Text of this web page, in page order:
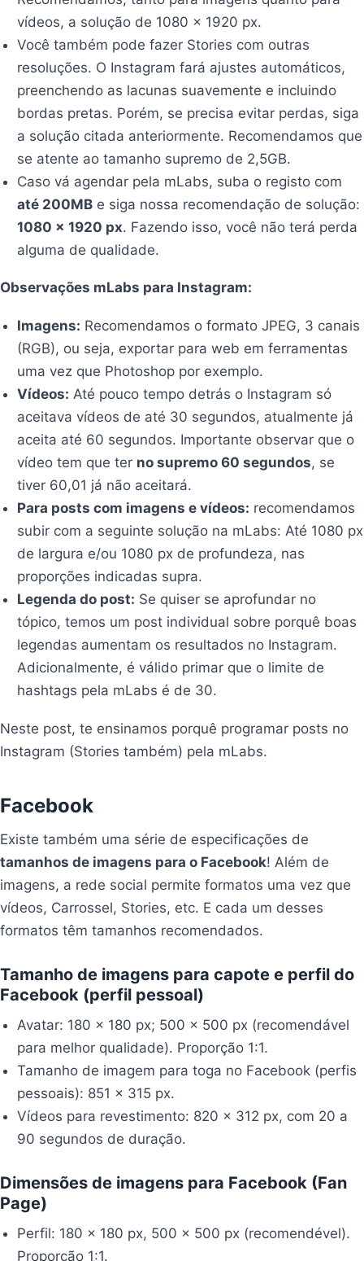
vídeos, a solução de 1080 x 1920 px.
Você também pode fazer Stories com outras
resoluções. O Instagram fará ajustes automáticos,
preenchendo as lacunas suavemente e incluindo
bordas pretas. Porém, se precisa evitar perdas, siga
a solução citada anteriormente. Recomendamos que
se atente ao tamanho supremo de 2,5GB.
Caso vá agendar pela mLabs, suba o registo com
até 200MB e siga nossa recomendação de solução:
1080 x 1920 px. Fazendo isso, você não terá perda
alguma de qualidade.
Observações mLabs para Instagram:
Imagens: Recomendamos o formato JPEG, 3 canais
(RGB), ou seja, exportar para web em ferramentas
uma vez que Photoshop por exemplo.
Vídeos: Até pouco tempo detrás o Instagram só
aceitava vídeos de até 30 segundos, atualmente já
aceita até 60 segundos. Importante observar que o
vídeo tem que ter no supremo 60 segundos, se
tiver 60,01 já não aceitará.
Para posts com imagens e vídeos: recomendamos
subir com a seguinte solução na mLabs: Até 1080 px
de largura e/ou 1080 px de profundeza, nas
proporções indicadas supra.
Legenda do post: Se quiser se aprofundar no
tópico, temos um post individual sobre porquê boas
legendas aumentam os resultados no Instagram.
Adicionalmente, é válido primar que o limite de
hashtags pela mLabs é de 30.
Neste post, te ensinamos porquê programar posts no
Instagram (Stories também) pela mLabs.
Facebook
Existe também uma série de especificações de
tamanhos de imagens para o Facebook! Além de
imagens, a rede social permite formatos uma vez que
vídeos, Carrossel, Stories, etc. E cada um desses
formatos têm tamanhos recomendados.
Tamanho de imagens para capote e perfil do
Facebook (perfil pessoal)
Avatar: 180 x 180 px; 500 x 500 px (recomendável
para melhor qualidade). Proporção 1:1.
Tamanho de imagem para toga no Facebook (perfis
pessoais): 851 x 315 px.
Vídeos para revestimento: 820 x 312 px, com 20 a
90 segundos de duração.
Dimensões de imagens para Facebook (Fan
Page)
Perfil: 180 x 180 px, 500 x 500 px (recomendével).
Proporção 1:1.